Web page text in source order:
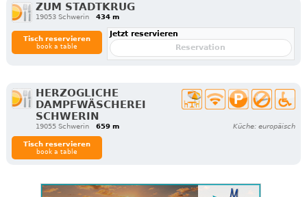
ZUM STADTKRUG
19053 Schwerin 434 m
Tisch reservieren
book a table
Jetzt reservieren
Reservation
HERZOGLICHE
DAMPFWÄSCHEREI
SCHWERIN
19055 Schwerin 659 m Küche: europäisch
Tisch reservieren
book a table